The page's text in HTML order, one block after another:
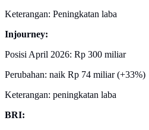
Keterangan: Peningkatan laba
Injourney:
Posisi April 2026: Rp 300 miliar
Perubahan: naik Rp 74 miliar (+33%)
Keterangan: peningkatan laba
BRI: